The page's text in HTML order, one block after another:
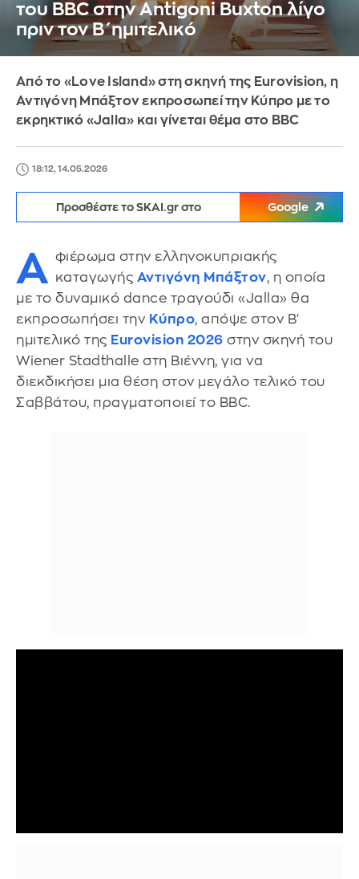
του ΒΒC στην Antigoni Buxton λίγο
πριν τον Β΄ημιτελικό
Από το «Love Island» στη σκηνή της Eurovision, η
Αντιγόνη Μπάξτον εκπροσωπεί την Κύπρο με το
εκρηκτικό «Jalla» και γίνεται θέμα στο BBC
18:12, 14.05.2026
Προσθέστε το SKAI.gr στο Google
Α φιέρωμα στην ελληνοκυπριακής
καταγωγής Αντιγόνη Μπάξτον, η οποία
με το δυναμικό dance τραγούδι «Jalla» θα
εκπροσωπήσει την Κύπρο, απόψε στον Β'
ημιτελικό της Eurovision 2026 στην σκηνή του
Wiener Stadthalle στη Βιέννη, για να
διεκδικήσει μια θέση στον μεγάλο τελικό του
Σαββάτου, πραγματοποιεί το ΒΒC.